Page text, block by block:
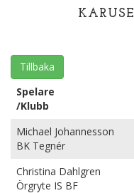
Tillbaka
Spelare
/Klubb
Michael Johannesson
BK Tegnér
Christina Dahlgren
Örgryte IS BF